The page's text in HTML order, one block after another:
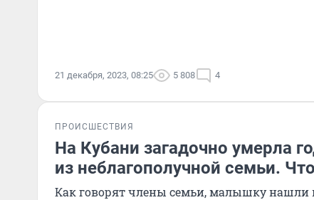
21 декабря, 2023, 08:25 5 808 4
ПРОИСШЕСТВИЯ
На Кубани загадочно умерла
из неблагополучной семьи.
Как говорят члены семьи, малышку нашли